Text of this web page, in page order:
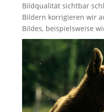
Bildqualität sichtbar
Bildern korrigieren wir
Bildes, beispielsweise